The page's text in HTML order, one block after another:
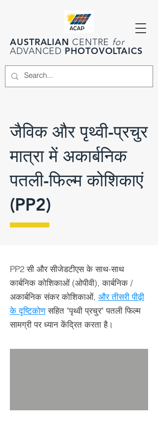
AUSTRALIAN CENTRE for
ADVANCED PHOTOVOLTAICS
जैविक और पृथ्वी-प्रचुर
मात्रा में अकार्बनिक
पतली-फिल्म कोशिकाएं
(PP2)
PP2 सी और सीजेडटीएस के साथ-साथ
कार्बनिक कोशिकाओं (ओपीवी), कार्बनिक /
अकार्बनिक संकर कोशिकाओं, और तीसरी पीढ़ी
के दृष्टिकोणसहित "पृथ्वी प्रचुर" पतली फिल्म
सामग्री पर ध्यान केंद्रित करता है।